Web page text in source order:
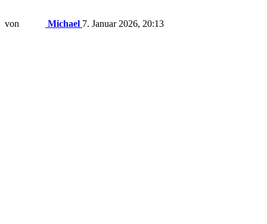
von Michael 7. Januar 2026, 20:13